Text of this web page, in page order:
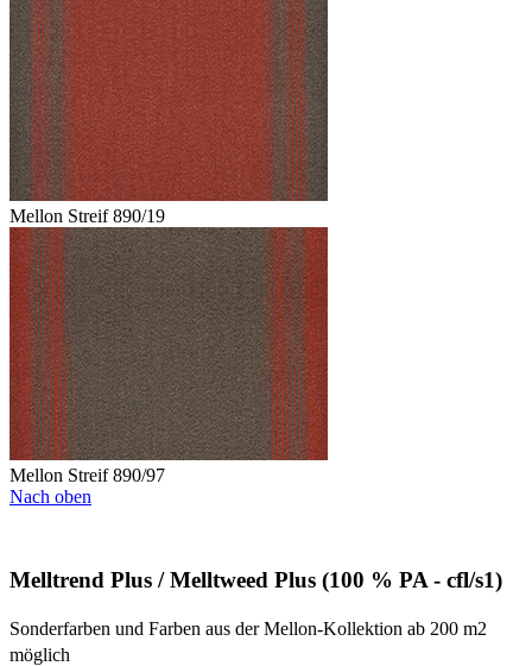
Mellon Streif 890/19
Mellon Streif 890/97
Nach oben
Melltrend Plus / Melltweed Plus (100 % PA - cfl/s1)
Sonderfarben und Farben aus der Mellon-Kollektion ab 200 m2
möglich